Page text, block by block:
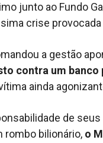
junto ao Fundo
crise
a gestão
contra um
ainda
de
rombo bilionário, o